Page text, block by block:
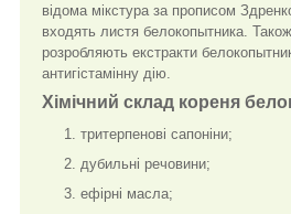
відома мікстура за прописом
входять листя белокопытника. Також
розробляють екстракти
антигістамінну дію.
Хімічний склад кореня
тритерпенові сапоніни;
дубильні речовини;
ефірні масла;